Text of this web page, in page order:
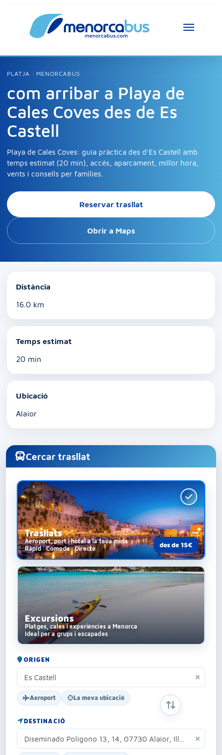
PLATJA · MENORCABUS
com arribar a Playa de
Cales Coves des de Es
Castell
Playa de Cales Coves: guia pràctica des d'Es Castell amb
temps estimat (20 min), accés, aparcament, millor hora,
vents i consells per famílies.
Reservar trasllat
Obrir a Maps
Distància
16.0 km
Temps estimat
20 min
Ubicació
Alaior
Cercar trasllat
Trasllats
Aeroport, port i hotel a la teva mida
Ràpid · Còmode · Directe
des de 15€
Excursions
Platges, cales i experiències a Menorca
Ideal per a grups i escapades
ORIGEN
Aeroport La meva ubicació
DESTINACIÓ
MenorcaBus Assistant
Hola, soc l’assistent de MenorcaBus. En què
et puc ajudar?